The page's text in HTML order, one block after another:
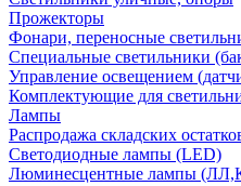
Прожекторы
Фонари, переносные
Специальные светильники
Управление освещением
Комплектующие для
Лампы
Распродажа складских
Светодиодные лампы (LED)
Люминесцентные лампы